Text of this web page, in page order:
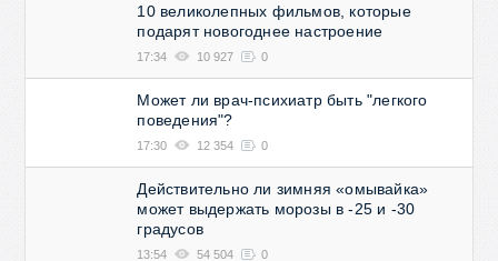
10 великолепных фильмов, которые
подарят новогоднее настроение
17:34 10 927 0
Может ли врач-психиатр быть "легкого
поведения"?
17:30 12 354 0
Действительно ли зимняя «омывайка»
может выдержать морозы в -25 и -30
градусов
13:54 54 504 0